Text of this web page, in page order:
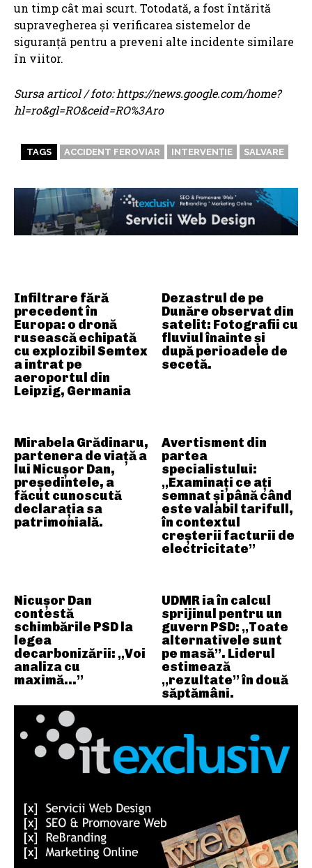
Infiltrare fără
precedent în
Europa: o dronă
rusească echipată
cu explozibil Semtex
a intrat pe
aeroportul din
Leipzig, Germania
Dezastrul de pe
Dunăre observat din
satelit: Fotografii cu
fluviul înainte și
după perioadele de
secetă.
Mirabela Grădinaru,
partenera de viață a
lui Nicușor Dan,
președintele, a
făcut cunoscută
declarația sa
patrimonială.
Avertisment din
partea
specialistului:
„Examinați ce ați
semnat și până când
este valabil tarifull,
în contextul
creșterii facturii de
electricitate”
Nicușor Dan
contestă
schimbările PSD la
legea
decarbonizării: „Voi
analiza cu
maximă…”
UDMR ia în calcul
sprijinul pentru un
guvern PSD: „Toate
alternativele sunt
pe masă”. Liderul
estimează
„rezultate” în două
săptămâni.
un timp cât mai scurt. Totodată, a fost întărită
supravegherea și verificarea sistemelor de
siguranță pentru a preveni alte incidente similare
în viitor.
Sursa articol / foto: https://news.google.com/home?
hl=ro&gl=RO&ceid=RO%3Aro
TAGS ACCIDENT FEROVIAR INTERVENȚIE SALVARE